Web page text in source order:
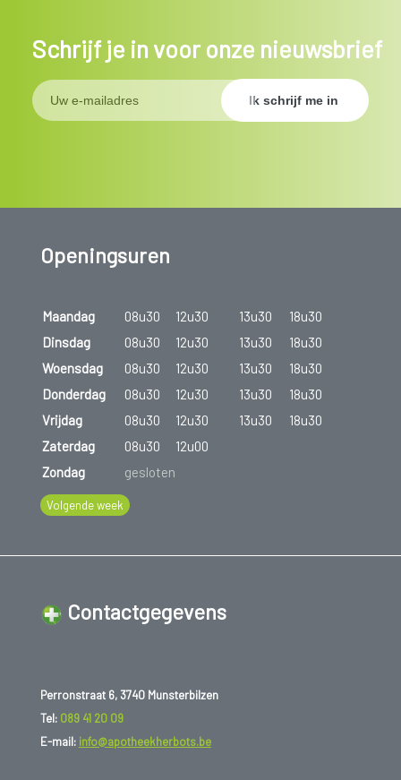
Schrijf je in voor onze nieuwsbrief
Openingsuren
Maandag 08u30 12u30 13u30
18u30
Dinsdag
08u30 12u30 13u30
18u30
Woensdag
08u30 12u30 13u30
18u30
Donderdag
08u30 12u30 13u30
18u30
Vrijdag
08u30 12u30 13u30
18u30
Zaterdag
08u30
12u00
Zondag
gesloten
Volgende week
Contactgegevens
Perronstraat 6, 3740 Munsterbilzen
Tel: 089 41 20 09
E-mail: info@apotheekherbots.be